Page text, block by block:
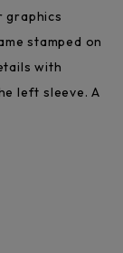
graphics
stamped on
with
left sleeve. A